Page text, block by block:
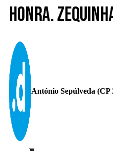
Honra.
António Sepúlveda (CP